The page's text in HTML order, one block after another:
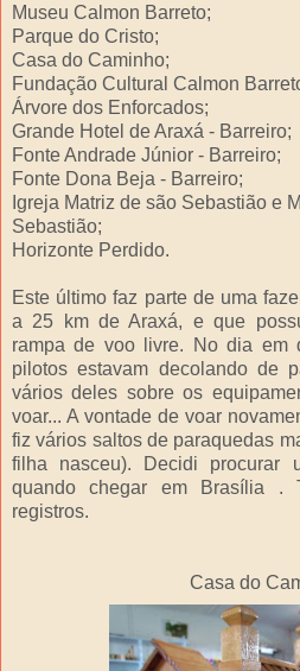
Museu Calmon Barreto;
Parque do Cristo;
Casa do Caminho;
Fundação Cultural Calmon
Árvore dos Enforcados;
Grande Hotel de Araxá - Barreiro;
Fonte Andrade Júnior - Barreiro;
Fonte Dona Beja - Barreiro;
Igreja Matriz de são Sebastião e
Sebastião;
Horizonte Perdido.
Este último faz parte de uma
a 25 km de Araxá, e que
rampa de voo livre. No dia em
pilotos estavam decolando de
vários deles sobre os
voar... A vontade de voar
fiz vários saltos de paraquedas
filha nasceu). Decidi procurar
quando chegar em Brasília .
registros.
Casa do